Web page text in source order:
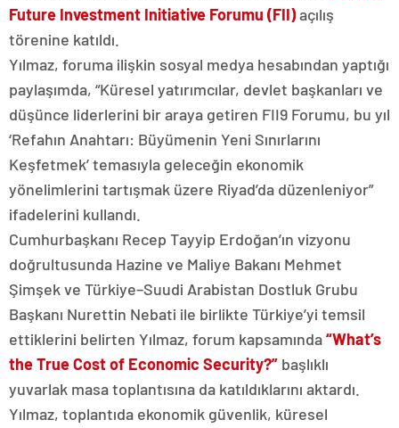
Future Investment Initiative Forumu (FII)açılış
törenine katıldı.
Yılmaz, foruma ilişkin sosyal medya hesabından yaptığı
paylaşımda, “Küresel yatırımcılar, devlet başkanları ve
düşünce liderlerini bir araya getiren FII9 Forumu, bu yıl
‘Refahın Anahtarı: Büyümenin Yeni Sınırlarını
Keşfetmek’ temasıyla geleceğin ekonomik
yönelimlerini tartışmak üzere Riyad’da düzenleniyor”
ifadelerini kullandı.
Cumhurbaşkanı Recep Tayyip Erdoğan’ın vizyonu
doğrultusunda Hazine ve Maliye Bakanı Mehmet
Şimşek ve Türkiye–Suudi Arabistan Dostluk Grubu
Başkanı Nurettin Nebati ile birlikte Türkiye’yi temsil
ettiklerini belirten Yılmaz, forum kapsamında“What’s
the True Cost of Economic Security?” başlıklı
yuvarlak masa toplantısına da katıldıklarını aktardı.
Yılmaz, toplantıda ekonomik güvenlik, küresel